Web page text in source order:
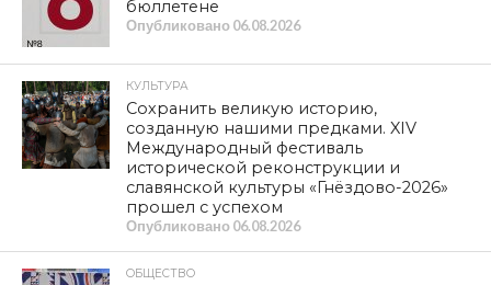
бюллетене
Опубликовано 06.08.2026
КУЛЬТУРА
Сохранить великую историю,
созданную нашими предками. XIV
Международный фестиваль
исторической реконструкции и
славянской культуры «Гнёздово-2026»
прошел с успехом
Опубликовано 06.08.2026
ОБЩЕСТВО